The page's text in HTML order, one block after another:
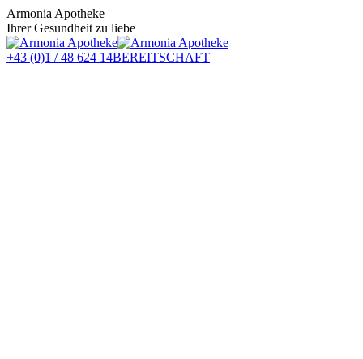
Zum
Inhalt
springen
Armonia Apotheke
Ihrer Gesundheit zu liebe
+43 (0)1 / 48 624 14BEREITSCHAFT